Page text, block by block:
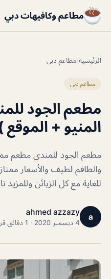
مطاعم وكافيهات دبي
الرئيسية/مطاعم دبي
مطاعم دبي
مطعم الجود
المنيو + الموقع
مطعم الجود للمندي مطعم
والطاقم لطيف والأسعار
للغاية مع كل الزبائن وللمزيد
a
ahmed azzazy
4 ديسمبر 2020 · 1 دقائق قراءة